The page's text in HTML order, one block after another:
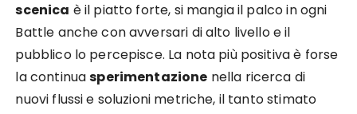
scenica è il piatto forte, si mangia il palco in ogni
Battle anche con avversari di alto livello e il
pubblico lo percepisce. La nota più positiva è forse
la continuasperimentazione nella ricerca di
nuovi flussi e soluzioni metriche, il tanto stimato